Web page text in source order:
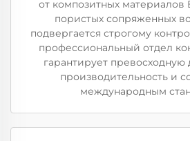
от композитных материалов
пористых сопряженных
подвергается строгому
профессиональный отдел
гарантирует превосходную
производительность и
международным